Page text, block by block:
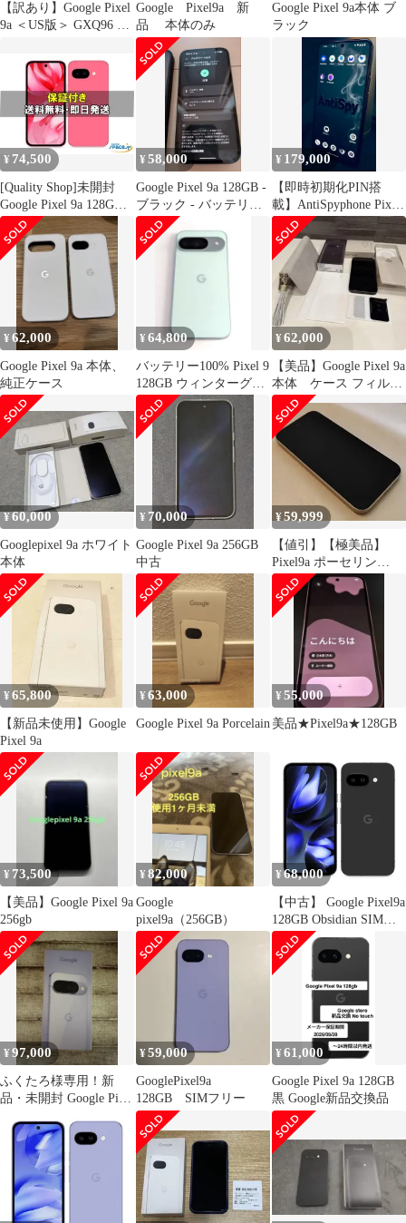
【訳あり】Google Pixel
9a ＜US版＞ GXQ96 オ
Google Pixel9a 新
品 本体のみ
Google Pixel 9a本体 ブ
ラック
¥ 74,500
[Quality Shop]未開封
Google Pixel 9a 128GB
SIMフリー [Peony]
¥58,000
Google Pixel 9a 128GB -
ブラック - バッテリー
100%
¥ 179,000
【即時初期化PIN搭
載】AntiSpyphone Pixel
10a 本体
¥62,000
Google Pixel 9a 本体、
純正ケース
¥64,800
バッテリー100% Pixel 9
128GB ウィンターグリ
ーン 美品
¥62,000
【美品】Google Pixel 9a
本体 ケース フィル
ム カメラレンズ付き
¥60,000
Googlepixel 9a ホワイト
本体
¥ 70,000
Google Pixel 9a 256GB
中古
¥59,999
【値引】【極美品】
Pixel9a ポーセリン
128G バッテリー100%
¥65,800
【新品未使用】Google
Pixel 9a
¥63,000
Google Pixel 9a Porcelain
¥55,000
美品★Pixel9a★128GB
¥ 73,500
【美品】Google Pixel 9a
256gb
¥82,000
Google
pixel9a（256GB）
¥ 68,000
【中古】 Google Pixel9a
128GB Obsidian SIMフ
リー 本体 Aランク スマ
ホ【送料無料】
gp9a1fbk8mtm
¥97,000
ふくたろ様専用！新
品・未開封 Google Pixel
¥59,000
GooglePixel9a
128GB SIMフリー
¥61,000
Google Pixel 9a 128GB
黒 Google新品交換品